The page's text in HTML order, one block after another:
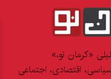
«کرمان نو،»
اقتصادی، اجتماعی